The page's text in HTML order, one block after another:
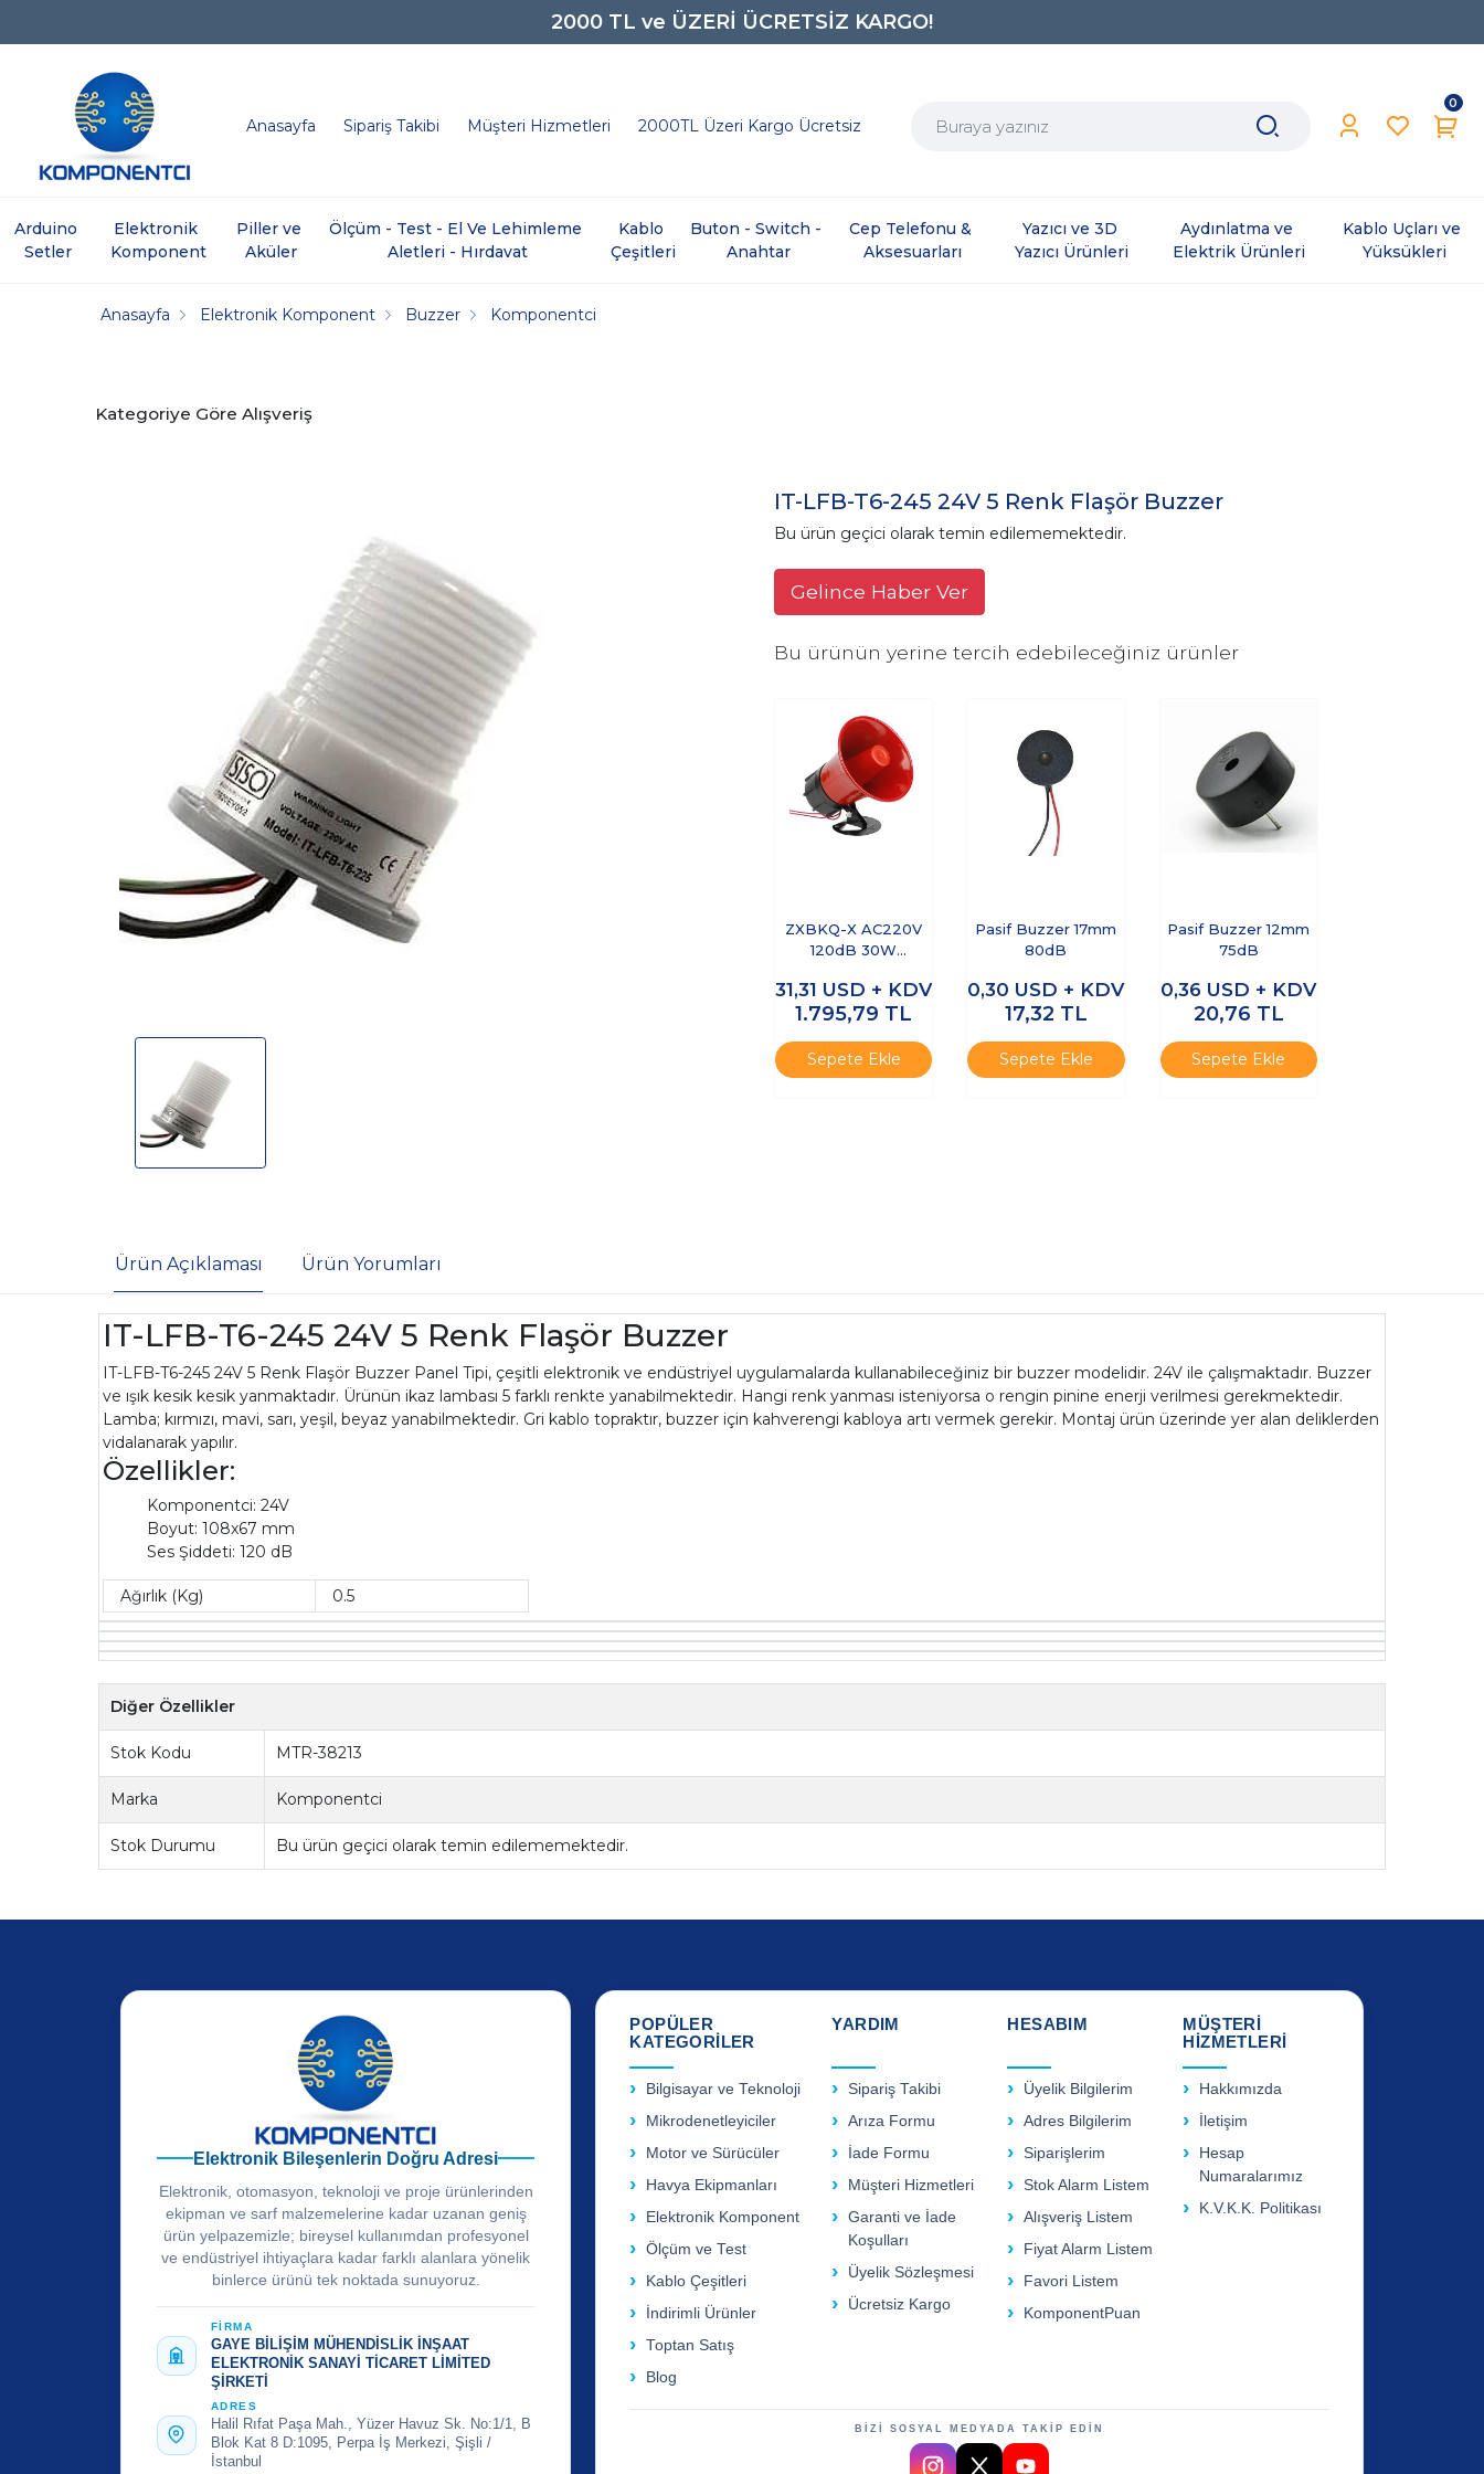
0850 242 0734
Anasayfa Sipariş Takibi Müşteri Hizmetleri 2000TL Üzeri Kargo Ücretsiz
0
Arduino
Setler
Elektronik
Komponent
Piller ve
Aküler
Ölçüm - Test - El Ve Lehimleme
Aletleri - Hırdavat
Kablo
Çeşitleri
Buton - Switch -
Anahtar
Cep Telefonu &
Aksesuarları
Yazıcı ve 3D
Yazıcı Ürünleri
Aydınlatma ve
Elektrik Ürünleri
Kablo Uçları ve
Yüksükleri
Anasayfa Elektronik Komponent Buzzer Komponentci
Kategoriye Göre Alışveriş
IT-LFB-T6-245 24V 5 Renk Flaşör Buzzer
Bu ürün geçici olarak temin edilememektedir.
Gelince Haber Ver
Bu ürünün yerine tercih edebileceğiniz ürünler
ZXBKQ-X AC220V
120dB 30W
Durum Alarm Sireni
31,31 USD + KDV
1.795,79 TL
Sepete Ekle
Pasif Buzzer 17mm
80dB
0,30 USD + KDV
17,32 TL
Sepete Ekle
Pasif Buzzer 12mm
75dB
0,36 USD + KDV
20,76 TL
Sepete Ekle
Ürün Açıklaması Ürün Yorumları
IT-LFB-T6-245 24V 5 Renk Flaşör Buzzer
IT-LFB-T6-245 24V 5 Renk Flaşör Buzzer Panel Tipi, çeşitli elektronik ve endüstriyel uygulamalarda kullanabileceğiniz bir buzzer modelidir. 24V ile çalışmaktadır. Buzzer
ve ışık kesik kesik yanmaktadır. Ürünün ikaz lambası 5 farklı renkte yanabilmektedir. Hangi renk yanması isteniyorsa o rengin pinine enerji verilmesi gerekmektedir.
Lamba; kırmızı, mavi, sarı, yeşil, beyaz yanabilmektedir. Gri kablo topraktır, buzzer için kahverengi kabloya artı vermek gerekir. Montaj ürün üzerinde yer alan deliklerden
vidalanarak yapılır.
Özellikler:
Komponentci: 24V
Boyut: 108x67 mm
Ses Şiddeti: 120 dB
Ağırlık (Kg) 0.5
Diğer Özellikler
Stok Kodu MTR-38213
Marka Komponentci
Stok Durumu Bu ürün geçici olarak temin edilememektedir.
Elektronik Bileşenlerin Doğru Adresi
Elektronik, otomasyon, teknoloji ve proje ürünlerinden
ekipman ve sarf malzemelerine kadar uzanan geniş
ürün yelpazemizle; bireysel kullanımdan profesyonel
ve endüstriyel ihtiyaçlara kadar farklı alanlara yönelik
binlerce ürünü tek noktada sunuyoruz.
FİRMA
GAYE BİLİŞİM MÜHENDİSLİK İNŞAAT
ELEKTRONİK SANAYİ TİCARET LİMİTED
ŞİRKETİ
ADRES
Halil Rıfat Paşa Mah., Yüzer Havuz Sk. No:1/1, B
Blok Kat 8 D:1095, Perpa İş Merkezi, Şişli /
İstanbul
POPÜLER
KATEGORİLER
Bilgisayar ve Teknoloji
Mikrodenetleyiciler
Motor ve Sürücüler
Havya Ekipmanları
Elektronik Komponent
Ölçüm ve Test
Kablo Çeşitleri
İndirimli Ürünler
Toptan Satış
Blog
YARDIM
Sipariş Takibi
Arıza Formu
İade Formu
Müşteri Hizmetleri
Garanti ve İade
Koşulları
Üyelik Sözleşmesi
Ücretsiz Kargo
HESABIM
Üyelik Bilgilerim
Adres Bilgilerim
Siparişlerim
Stok Alarm Listem
Alışveriş Listem
Fiyat Alarm Listem
Favori Listem
KomponentPuan
MÜŞTERİ
HİZMETLERİ
Hakkımızda
İletişim
Hesap
Numaralarımız
K.V.K.K. Politikası
BİZİ SOSYAL MEDYADA TAKİP EDİN